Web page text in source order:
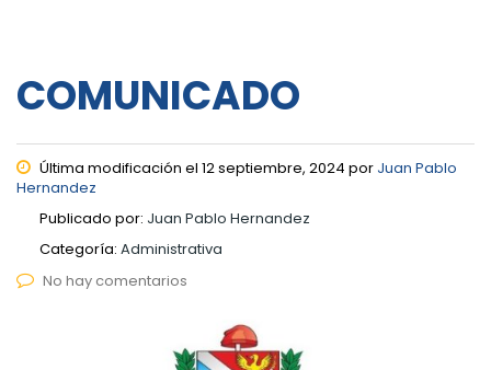
COMUNICADO
Última modificación el 12 septiembre, 2024 por Juan Pablo
Hernandez
Publicado por: Juan Pablo Hernandez
Categoría: Administrativa
No hay comentarios